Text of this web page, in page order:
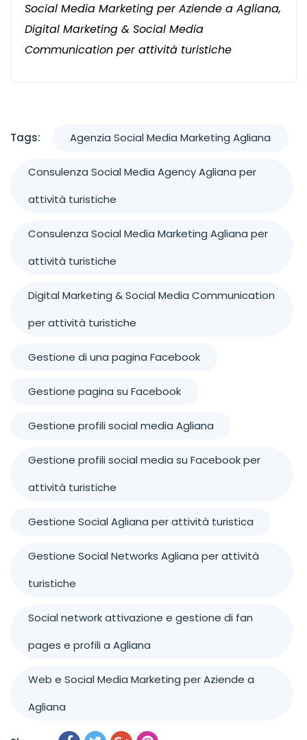
Social Media Marketing per Aziende a Agliana,
Digital Marketing & Social Media
Communication per attività turistiche
Tags: Agenzia Social Media Marketing Agliana
Consulenza Social Media Agency Agliana per
attività turistiche
Consulenza Social Media Marketing Agliana per
attività turistiche
Digital Marketing & Social Media Communication
per attività turistiche
Gestione di una pagina Facebook
Gestione pagina su Facebook
Gestione profili social media Agliana
Gestione profili social media su Facebook per
attività turistiche
Gestione Social Agliana per attività turistica
Gestione Social Networks Agliana per attività
turistiche
Social network attivazione e gestione di fan
pages e profili a Agliana
Web e Social Media Marketing per Aziende a
Agliana